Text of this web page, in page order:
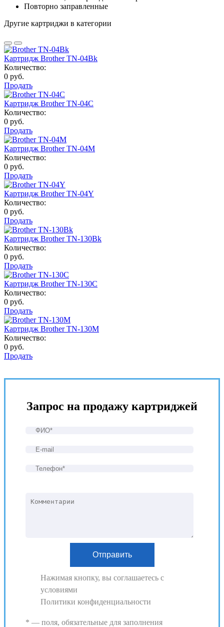
Повторно заправленные
Другие картриджи в категории
Картридж Brother TN-04Bk
Количество:
0 руб.
Продать
Картридж Brother TN-04C
Количество:
0 руб.
Продать
Картридж Brother TN-04M
Количество:
0 руб.
Продать
Картридж Brother TN-04Y
Количество:
0 руб.
Продать
Картридж Brother TN-130Bk
Количество:
0 руб.
Продать
Картридж Brother TN-130C
Количество:
0 руб.
Продать
Картридж Brother TN-130M
Количество:
0 руб.
Продать
Запрос на продажу картриджей
Нажимая кнопку, вы соглашаетесь с
условиями
Политики конфиденциальности
* — поля, обязательные для заполнения